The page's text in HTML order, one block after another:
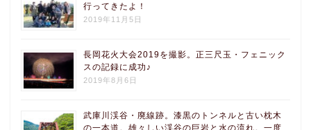
行ってきたよ！
2019年11月5日
長岡花火大会2019を撮影。正三尺玉・フェニック
スの記録に成功♪
2019年8月6日
武庫川渓谷・廃線跡。漆黒のトンネルと古い枕木
の一本道。雄々しい渓谷の巨岩と水の流れ。一度